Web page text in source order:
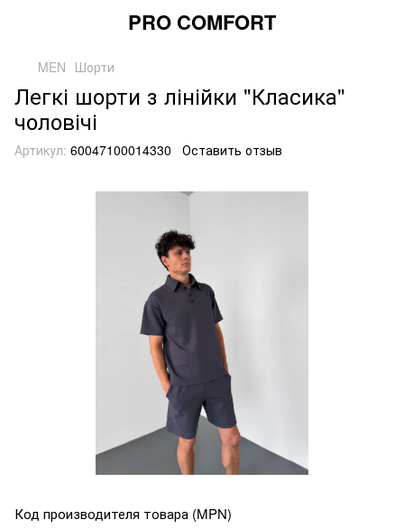
PRO COMFORT
MEN Шорти
Легкі шорти з лінійки "Класика"
чоловічі
Артикул: 60047100014330 Оставить отзыв
Код производителя товара (MPN)